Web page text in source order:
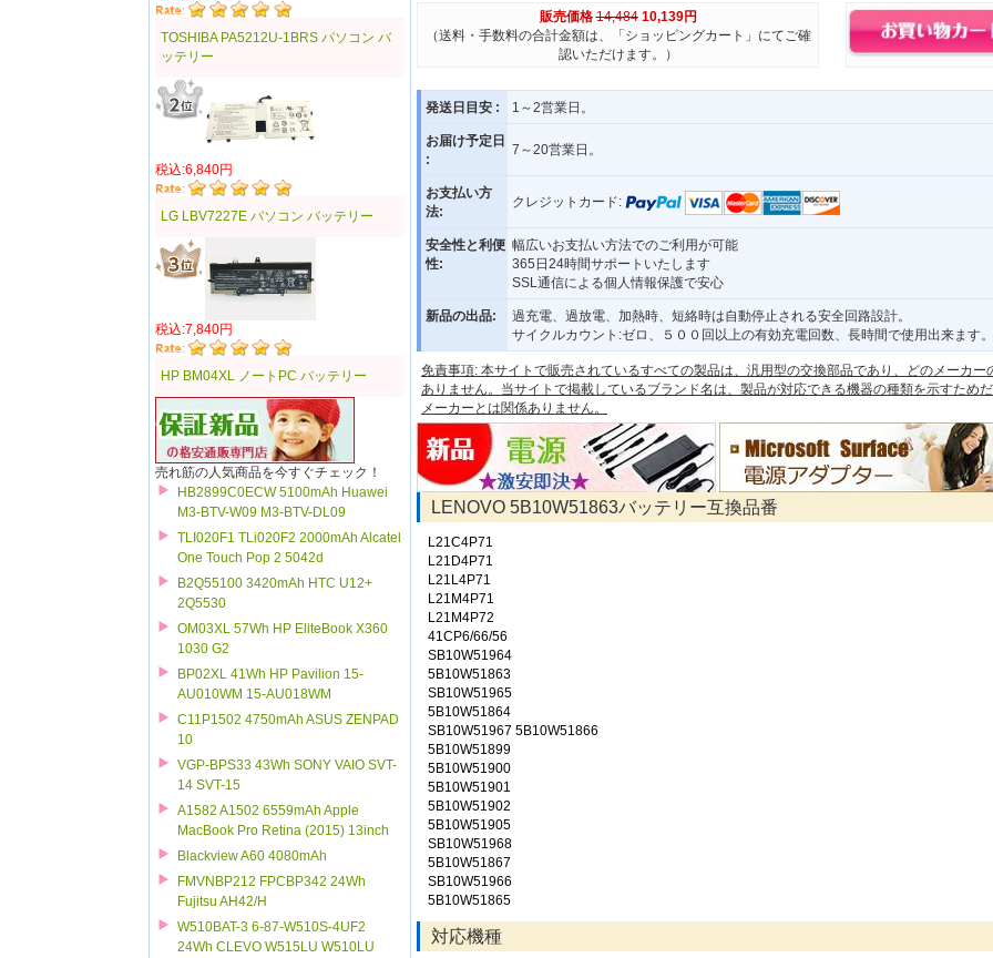
TOSHIBA PA5212U-1BRS パソコン バ
ッテリー
税込:6,840円
LG LBV7227E パソコン バッテリー
税込:7,840円
HP BM04XL ノートPC バッテリー
売れ筋の人気商品を今すぐチェック！
HB2899C0ECW 5100mAh Huawei
M3-BTV-W09 M3-BTV-DL09
TLI020F1 TLi020F2 2000mAh Alcatel
One Touch Pop 2 5042d
B2Q55100 3420mAh HTC U12+
2Q5530
OM03XL 57Wh HP EliteBook X360
1030 G2
BP02XL 41Wh HP Pavilion 15-
AU010WM 15-AU018WM
C11P1502 4750mAh ASUS ZENPAD
10
VGP-BPS33 43Wh SONY VAIO SVT-
14 SVT-15
A1582 A1502 6559mAh Apple
MacBook Pro Retina (2015) 13inch
Blackview A60 4080mAh
FMVNBP212 FPCBP342 24Wh
Fujitsu AH42/H
W510BAT-3 6-87-W510S-4UF2
24Wh CLEVO W515LU W510LU
販売価格 14,484 10,139円
（送料・手数料の合計金額は、「ショッピングカート」にてご確
認いただけます。）
発送日目安 : 1～2営業日。
お届け予定日
:
7～20営業日。
お支払い方
法:
クレジットカード:
安全性と利便
性:
幅広いお支払い方法でのご利用が可能
365日24時間サポートいたします
SSL通信による個人情報保護で安心
新品の出品:
過充電、過放電、加熱時、短絡時は自動停止される安全回路設計。
サイクルカウント:ゼロ、５００回以上の有効充電回数、長時間で使用出来ます。
免責事項: 本サイトで販売されているすべての製品は、汎用型の交換部品であり、どのメーカー
ありません。当サイトで掲載しているブランド名は、製品が対応できる機器の種類を示すため
メーカーとは関係ありません。
LENOVO 5B10W51863バッテリー互換品番
L21C4P71
L21D4P71
L21L4P71
L21M4P71
L21M4P72
41CP6/66/56
SB10W51964
5B10W51863
SB10W51965
5B10W51864
SB10W51967 5B10W51866
5B10W51899
5B10W51900
5B10W51901
5B10W51902
5B10W51905
SB10W51968
5B10W51867
SB10W51966
5B10W51865
対応機種